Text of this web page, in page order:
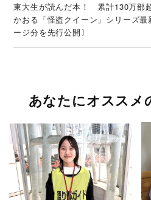
東大生が読んだ本！ 累計130万部
かおる「怪盗クイーン」シリーズ最
ージ分を先行公開〕
あなたにオススメ